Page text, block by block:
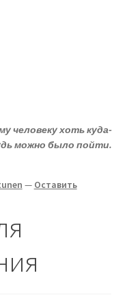
меню
человеку хоть куда-
можно было пойти.
— Оставить